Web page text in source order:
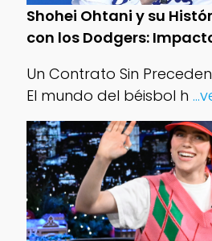
Shohei Ohtani y su
con los Dodgers:
Un Contrato Sin
El mundo del béisbol h